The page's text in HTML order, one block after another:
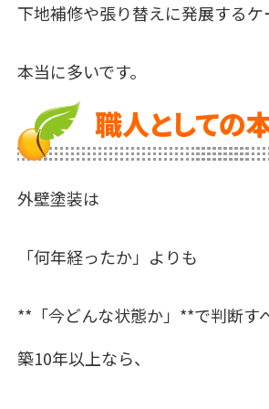
下地補修や張り替えに発展するケ
本当に多いです。
職人としての
外壁塗装は
「何年経ったか」よりも
**「今どんな状態か」**で判断す
築10年以上なら、